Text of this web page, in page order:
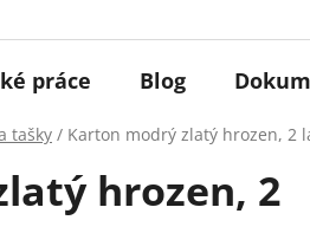
KOŠÍK
práce Blog
tašky / Karton modrý zlatý hrozen, 2
hrozen, 2